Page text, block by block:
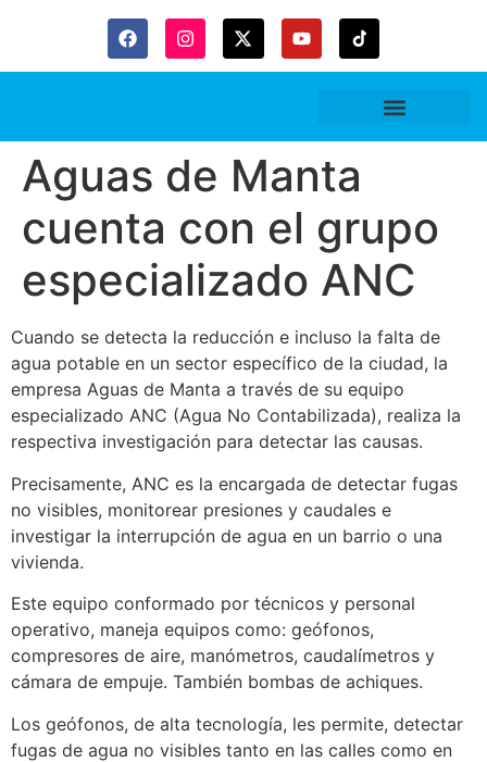
Aguas de Manta
cuenta con el grupo
especializado ANC
Cuando se detecta la reducción e incluso la falta de
agua potable en un sector específico de la ciudad, la
empresa Aguas de Manta a través de su equipo
especializado ANC (Agua No Contabilizada), realiza la
respectiva investigación para detectar las causas.
Precisamente, ANC es la encargada de detectar fugas
no visibles, monitorear presiones y caudales e
investigar la interrupción de agua en un barrio o una
vivienda.
Este equipo conformado por técnicos y personal
operativo, maneja equipos como: geófonos,
compresores de aire, manómetros, caudalímetros y
cámara de empuje. También bombas de achiques.
Los geófonos, de alta tecnología, les permite, detectar
fugas de agua no visibles tanto en las calles como en